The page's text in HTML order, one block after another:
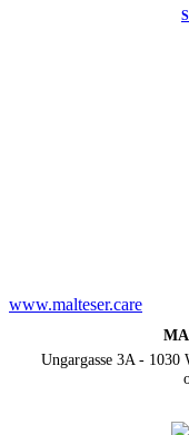
www.malteser.care
Ungargasse 3A -